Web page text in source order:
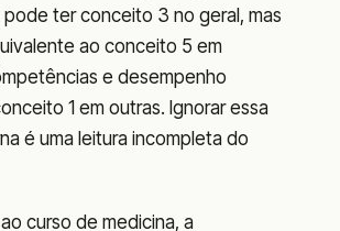
pode ter conceito 3 no geral, mas
ao conceito 5 em
e desempenho
1 em outras. Ignorar essa
é uma leitura incompleta do
curso de medicina, a